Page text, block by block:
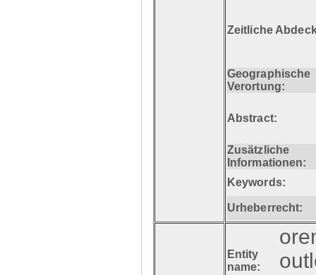
Zeitliche
Geographische
Verortung:
Abstract:
Zusätzliche
Informationen:
Keywords:
Urheberrecht:
Entity
name: